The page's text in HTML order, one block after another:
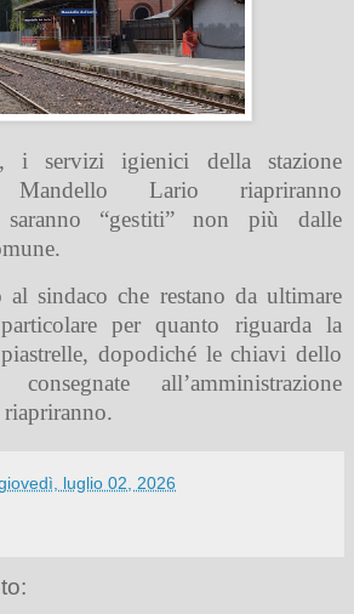
i servizi igienici della stazione
Lario riapriranno
saranno “gestiti” non più dalle
sindaco che restano da ultimare
per quanto riguarda la
dopodiché le chiavi dello
all’amministrazione
luglio 02, 2026